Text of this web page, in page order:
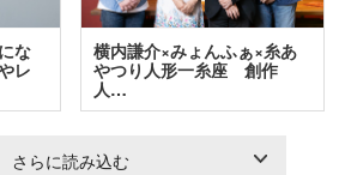
な
レ
横内謙介×みょんふぁ×糸あ
やつり人形一糸座 創作
人…
さらに読み込む